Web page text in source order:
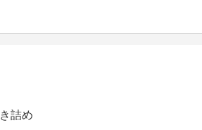
Women Owned Business of the Year.
詰め